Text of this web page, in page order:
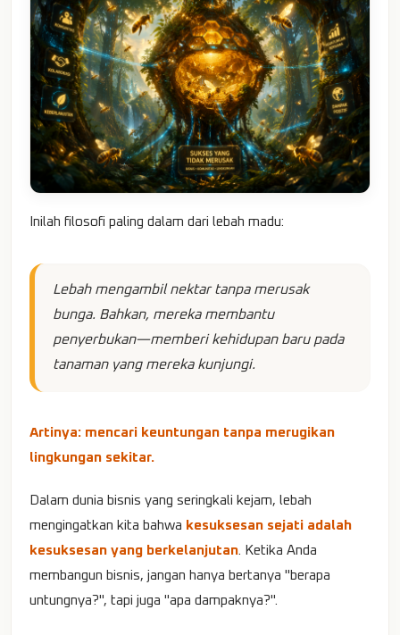
Inilah filosofi paling dalam dari lebah madu:
Lebah mengambil nektar tanpa merusak
bunga. Bahkan, mereka membantu
penyerbukan—memberi kehidupan baru pada
tanaman yang mereka kunjungi.
Artinya: mencari keuntungan tanpa merugikan
lingkungan sekitar.
Dalam dunia bisnis yang seringkali kejam, lebah
mengingatkan kita bahwa kesuksesan sejati adalah
kesuksesan yang berkelanjutan . Ketika Anda
membangun bisnis, jangan hanya bertanya "berapa
untungnya?", tapi juga "apa dampaknya?".